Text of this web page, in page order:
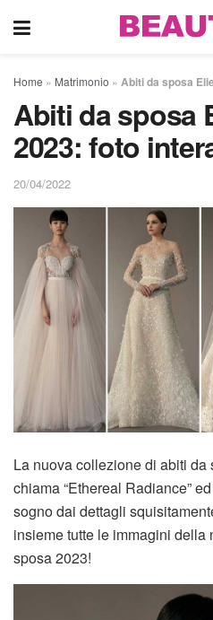
Home » Matrimonio » Abiti da sposa
Abiti da sposa
2023: foto
20/04/2022
La nuova collezione di abiti
chiama “Ethereal Radiance”
sogno dai dettagli
insieme tutte le immagini
sposa 2023!